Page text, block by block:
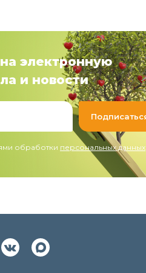
электронную
и новости
обработки персональных данных